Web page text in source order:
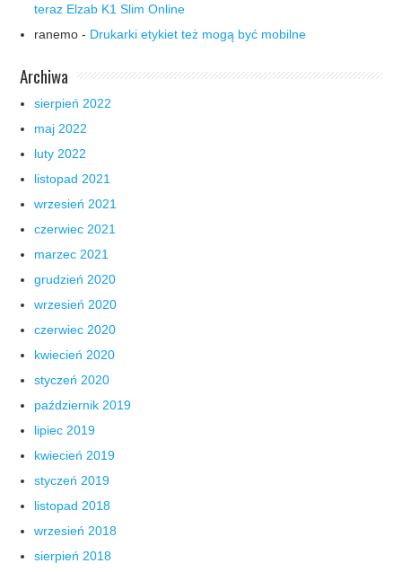
teraz Elzab K1 Slim Online
ranemo - Drukarki etykiet też mogą być mobilne
Archiwa
sierpień 2022
maj 2022
luty 2022
listopad 2021
wrzesień 2021
czerwiec 2021
marzec 2021
grudzień 2020
wrzesień 2020
czerwiec 2020
kwiecień 2020
styczeń 2020
październik 2019
lipiec 2019
kwiecień 2019
styczeń 2019
listopad 2018
wrzesień 2018
sierpień 2018